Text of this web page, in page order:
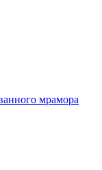
мрамора